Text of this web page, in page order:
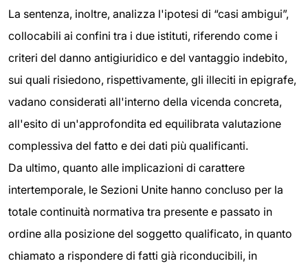
La sentenza, inoltre, analizza l'ipotesi di “casi ambigui”,
collocabili ai confini tra i due istituti, riferendo come i
criteri del danno antigiuridico e del vantaggio indebito,
sui quali risiedono, rispettivamente, gli illeciti in epigrafe,
vadano considerati all'interno della vicenda concreta,
all'esito di un'approfondita ed equilibrata valutazione
complessiva del fatto e dei dati più qualificanti.
Da ultimo, quanto alle implicazioni di carattere
intertemporale, le Sezioni Unite hanno concluso per la
totale continuità normativa tra presente e passato in
ordine alla posizione del soggetto qualificato, in quanto
chiamato a rispondere di fatti già riconducibili, in